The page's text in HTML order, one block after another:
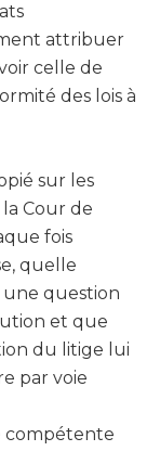
attribuer
celle de
des lois à
sur les
Cour de
fois
quelle
une question
et que
du litige lui
par voie
compétente